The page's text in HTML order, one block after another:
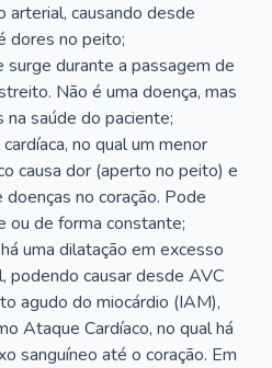
arterial, causando desde
dores no peito;
surge durante a passagem de
Não é uma doença, mas
saúde do paciente;
no qual um menor
causa dor (aperto no peito) e
no coração. Pode
ou de forma constante;
uma dilatação em excesso
podendo causar desde AVC
agudo do miocárdio (IAM),
Ataque Cardíaco, no qual há
sanguíneo até o coração. Em